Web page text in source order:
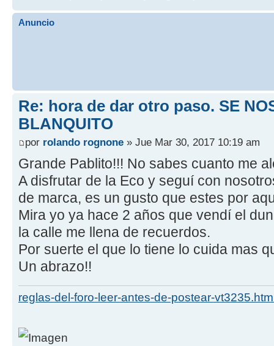
Anuncio
Re: hora de dar otro paso. SE
BLANQUITO
por rolando rognone » Jue Mar 30, 2017 10:19 am
Grande Pablito!!! No sabes cuanto me
A disfrutar de la Eco y seguí con
de marca, es un gusto que estes por
Mira yo ya hace 2 años que vendí el
la calle me llena de recuerdos.
Por suerte el que lo tiene lo cuida mas
Un abrazo!!
reglas-del-foro-leer-antes-de-postear-